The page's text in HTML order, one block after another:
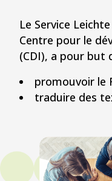
Le Service
Centre pour le
(CDI), a pour but
promouvoir le
traduire des